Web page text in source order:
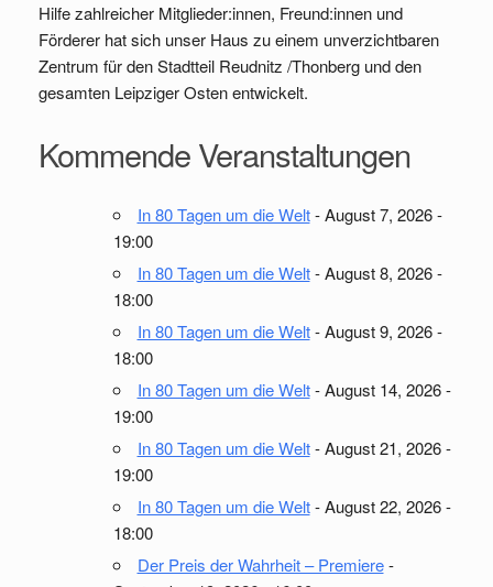
Hilfe zahlreicher Mitglieder:innen, Freund:innen und
Förderer hat sich unser Haus zu einem unverzichtbaren
Zentrum für den Stadtteil Reudnitz /Thonberg und den
gesamten Leipziger Osten entwickelt.
Kommende Veranstaltungen
In 80 Tagen um die Welt- August 7, 2026 -
19:00
In 80 Tagen um die Welt- August 8, 2026 -
18:00
In 80 Tagen um die Welt- August 9, 2026 -
18:00
In 80 Tagen um die Welt- August 14, 2026 -
19:00
In 80 Tagen um die Welt- August 21, 2026 -
19:00
In 80 Tagen um die Welt- August 22, 2026 -
18:00
Der Preis der Wahrheit – Premiere-